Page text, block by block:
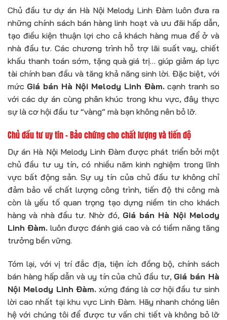
Chủ đầu tư dự án Hà Nội Melody Linh Đàm luôn đưa ra
những chính sách bán hàng linh hoạt và ưu đãi hấp dẫn,
tạo điều kiện thuận lợi cho cả khách hàng mua để ở và
nhà đầu tư. Các chương trình hỗ trợ lãi suất vay, chiết
khấu thanh toán sớm, tặng quà giá trị… giúp giảm áp lực
tài chính ban đầu và tăng khả năng sinh lời. Đặc biệt, với
mức Giá bán Hà Nội Melody Linh Đàm. cạnh tranh so
với các dự án cùng phân khúc trong khu vực, đây thực
sự là cơ hội đầu tư “vàng” mà bạn không nên bỏ lỡ.
Chủ đầu tư uy tín – Bảo chứng cho chất lượng và tiến độ
Dự án Hà Nội Melody Linh Đàm được phát triển bởi một
chủ đầu tư uy tín, có nhiều năm kinh nghiệm trong lĩnh
vực bất động sản. Sự uy tín của chủ đầu tư không chỉ
đảm bảo về chất lượng công trình, tiến độ thi công mà
còn là yếu tố quan trọng tạo dựng niềm tin cho khách
hàng và nhà đầu tư. Nhờ đó, Giá bán Hà Nội Melody
Linh Đàm. luôn được đánh giá cao và có tiềm năng tăng
trưởng bền vững.
Tóm lại, với vị trí đắc địa, tiện ích đồng bộ, chính sách
bán hàng hấp dẫn và uy tín của chủ đầu tư, Giá bán Hà
Nội Melody Linh Đàm. xứng đáng là cơ hội đầu tư sinh
lời cao nhất tại khu vực Linh Đàm. Hãy nhanh chóng liên
hệ với chúng tôi để được tư vấn chi tiết và không bỏ lỡ